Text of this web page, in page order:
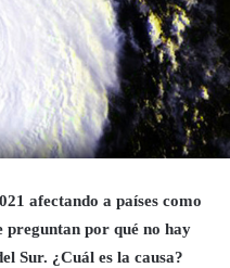
afectando a países como
preguntan por qué no hay
Sur. ¿Cuál es la causa?